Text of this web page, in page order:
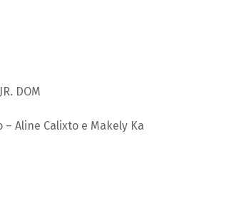
DOM
Aline Calixto e Makely Ka